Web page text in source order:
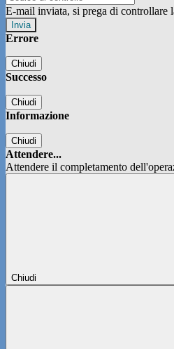
E-mail inviata, si prega di controllare
Errore
Chiudi
Successo
Chiudi
Informazione
Chiudi
Attendere...
Attendere il completamento
Chiudi